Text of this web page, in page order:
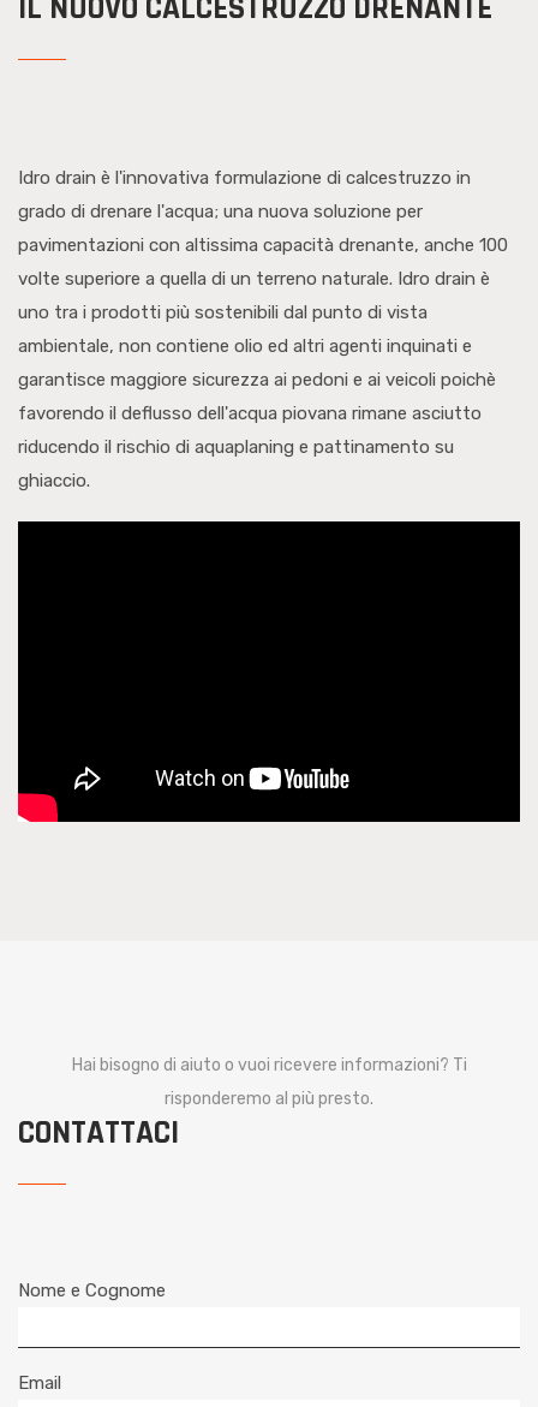
IL NUOVO CALCESTRUZZO DRENANTE
Idro drain è l'innovativa formulazione di calcestruzzo in
grado di drenare l'acqua; una nuova soluzione per
pavimentazioni con altissima capacità drenante, anche 100
volte superiore a quella di un terreno naturale. Idro drain è
uno tra i prodotti più sostenibili dal punto di vista
ambientale, non contiene olio ed altri agenti inquinati e
garantisce maggiore sicurezza ai pedoni e ai veicoli poichè
favorendo il deflusso dell'acqua piovana rimane asciutto
riducendo il rischio di aquaplaning e pattinamento su
ghiaccio.
CONTATTACI
Hai bisogno di aiuto o vuoi ricevere informazioni? Ti
risponderemo al più presto.
Nome e Cognome
Email